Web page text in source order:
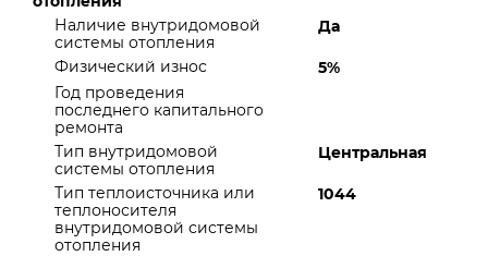
Наличие внутридомовой
системы отопления
Да
Физический износ
5%
Год проведения
последнего капитального
ремонта
Тип внутридомовой
системы отопления
Центральная
Тип теплоисточника или
теплоносителя
внутридомовой системы
отопления
1044